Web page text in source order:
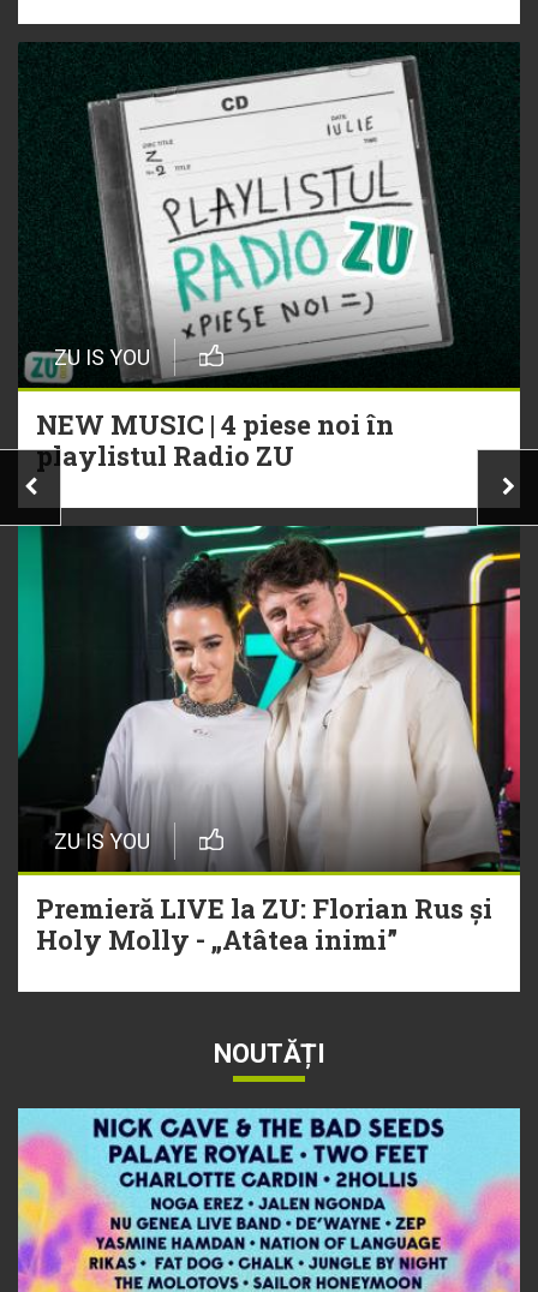
ZU IS YOU
NEW MUSIC | 4 piese noi în
playlistul Radio ZU
ZU IS YOU
Premieră LIVE la ZU: Florian Rus și
Holy Molly - „Atâtea inimi”
NOUTĂȚI